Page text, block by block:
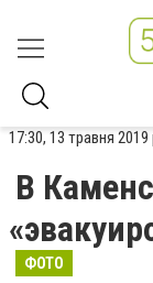
17:30, 13 травня 2019
В
ФОТО